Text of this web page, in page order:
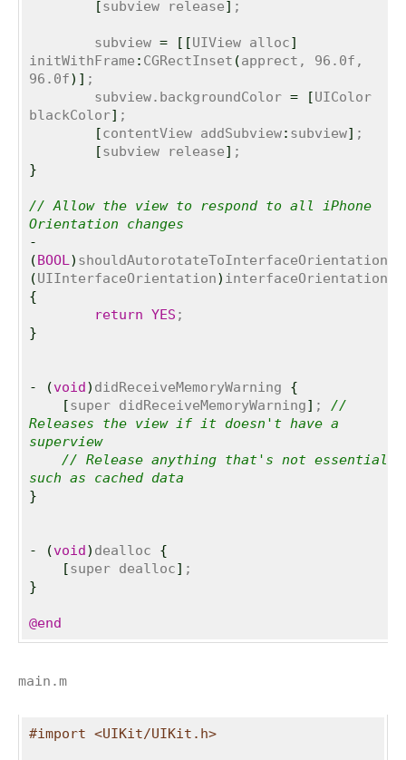
[subview release] ;
	subview
= [ [UIView alloc]
initWithFrame : CGRectInset (apprect, 96.0f,
96.0f) ] ;
	subview.backgroundColor
= [UIColor
blackColor] ;
[contentView addSubview: subview] ;
[subview release]
}
// Allow the view to respond to all iPhone
Orientation changes
-
(BOOL ) shouldAutorotateToInterfaceOrientation
(UIInterfaceOrientation)
{
return YES
}
- (void) didReceiveMemoryWarning {
[super didReceiveMemoryWarning] ; //
Releases the view if it doesn't have a
superview
// Release anything that's not essential,
such as cached data
}
- (void) dealloc {
[super dealloc]
}
@end
main.m
#import <UIKit/UIKit.h>